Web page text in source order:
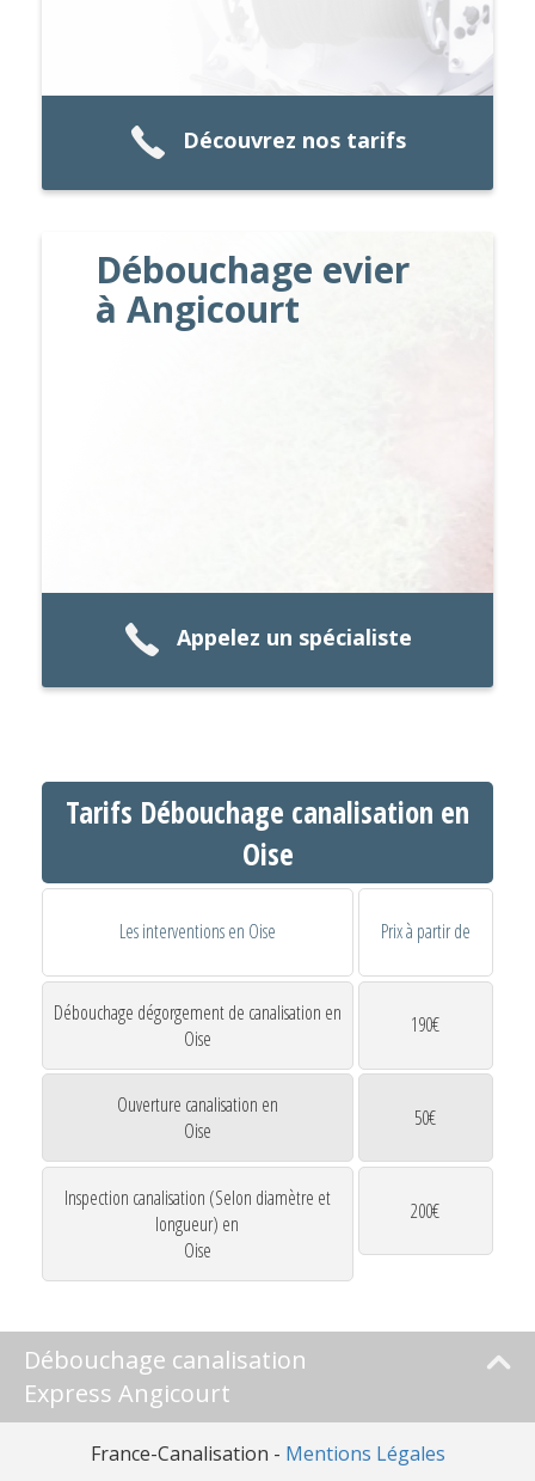
Découvrez nos tarifs
Débouchage evier
à Angicourt
Appelez un spécialiste
Tarifs Débouchage canalisation en
Oise
Les interventions en Oise Prix à partir de
Débouchage dégorgement de canalisation en
Oise
190€
Ouverture canalisation en
Oise
50€
Inspection canalisation (Selon diamètre et
longueur) en
Oise
200€
Débouchage canalisation
Express Angicourt
France-Canalisation - Mentions Légales